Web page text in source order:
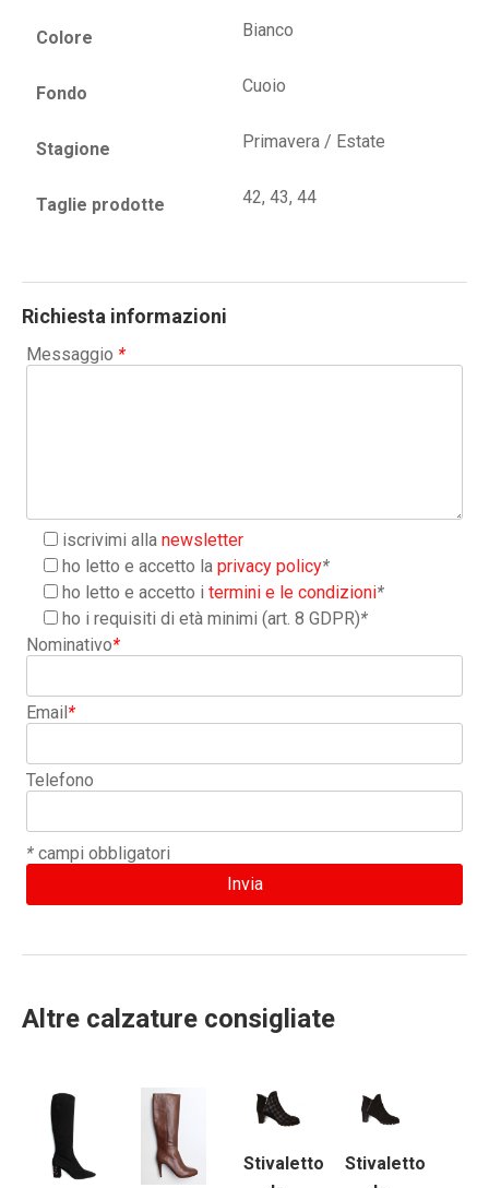
Colore Bianco
Fondo Cuoio
Stagione Primavera / Estate
Taglie prodotte 42, 43, 44
Richiesta informazioni
Messaggio *
iscrivimi allanewsletter
ho letto e accetto laprivacy policy*
ho letto e accetto itermini e le condizioni*
ho i requisiti di età minimi (art. 8 GDPR)*
Nominativo*
Email*
Telefono
* campi obbligatori
Altre calzature consigliate
Stivaletto
Stivaletto